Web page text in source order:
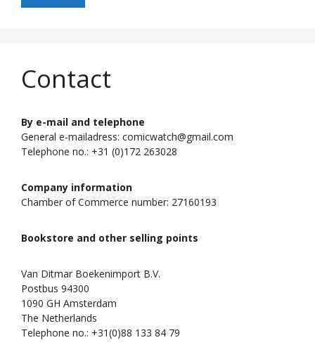
Contact
By e-mail and telephone
General e-mailadress: comicwatch@gmail.com
Telephone no.: +31 (0)172 263028
Company information
Chamber of Commerce number: 27160193
Bookstore and other selling points
Van Ditmar Boekenimport B.V.
Postbus 94300
1090 GH Amsterdam
The Netherlands
Telephone no.: +31(0)88 133 84 79